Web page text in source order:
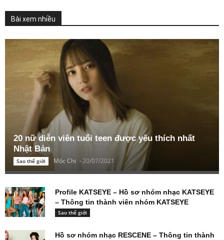
Bài xem nhiều
20 nữ diễn viên tuổi teen được yêu thích nhất
Nhật Bản
Sao thế giới Mộc Chi -20/07/2021
Profile KATSEYE – Hồ sơ nhóm nhạc KATSEYE
– Thông tin thành viên nhóm KATSEYE
Sao thế giới
Hồ sơ nhóm nhạc RESCENE – Thông tin thành